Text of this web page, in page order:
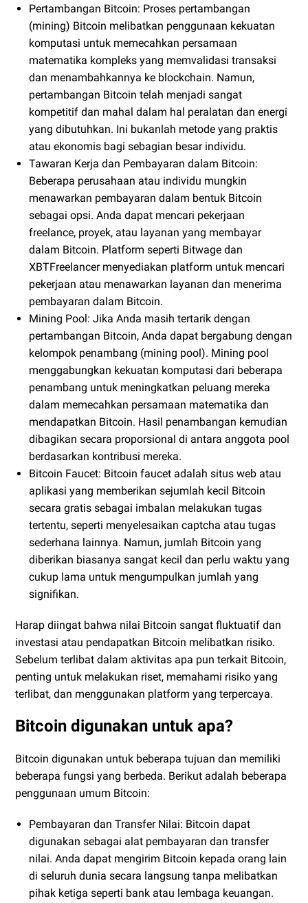
Pertambangan Bitcoin: Proses pertambangan
(mining) Bitcoin melibatkan penggunaan kekuatan
komputasi untuk memecahkan persamaan
matematika kompleks yang memvalidasi transaksi
dan menambahkannya ke blockchain. Namun,
pertambangan Bitcoin telah menjadi sangat
kompetitif dan mahal dalam hal peralatan dan energi
yang dibutuhkan. Ini bukanlah metode yang praktis
atau ekonomis bagi sebagian besar individu.
Tawaran Kerja dan Pembayaran dalam Bitcoin:
Beberapa perusahaan atau individu mungkin
menawarkan pembayaran dalam bentuk Bitcoin
sebagai opsi. Anda dapat mencari pekerjaan
freelance, proyek, atau layanan yang membayar
dalam Bitcoin. Platform seperti Bitwage dan
XBTFreelancer menyediakan platform untuk mencari
pekerjaan atau menawarkan layanan dan menerima
pembayaran dalam Bitcoin.
Mining Pool: Jika Anda masih tertarik dengan
pertambangan Bitcoin, Anda dapat bergabung dengan
kelompok penambang (mining pool). Mining pool
menggabungkan kekuatan komputasi dari beberapa
penambang untuk meningkatkan peluang mereka
dalam memecahkan persamaan matematika dan
mendapatkan Bitcoin. Hasil penambangan kemudian
dibagikan secara proporsional di antara anggota pool
berdasarkan kontribusi mereka.
Bitcoin Faucet: Bitcoin faucet adalah situs web atau
aplikasi yang memberikan sejumlah kecil Bitcoin
secara gratis sebagai imbalan melakukan tugas
tertentu, seperti menyelesaikan captcha atau tugas
sederhana lainnya. Namun, jumlah Bitcoin yang
diberikan biasanya sangat kecil dan perlu waktu yang
cukup lama untuk mengumpulkan jumlah yang
signifikan.
Harap diingat bahwa nilai Bitcoin sangat fluktuatif dan
investasi atau pendapatkan Bitcoin melibatkan risiko.
Sebelum terlibat dalam aktivitas apa pun terkait Bitcoin,
penting untuk melakukan riset, memahami risiko yang
terlibat, dan menggunakan platform yang terpercaya.
Bitcoin digunakan untuk apa?
Bitcoin digunakan untuk beberapa tujuan dan memiliki
beberapa fungsi yang berbeda. Berikut adalah beberapa
penggunaan umum Bitcoin:
Pembayaran dan Transfer Nilai: Bitcoin dapat
digunakan sebagai alat pembayaran dan transfer
nilai. Anda dapat mengirim Bitcoin kepada orang lain
di seluruh dunia secara langsung tanpa melibatkan
pihak ketiga seperti bank atau lembaga keuangan.